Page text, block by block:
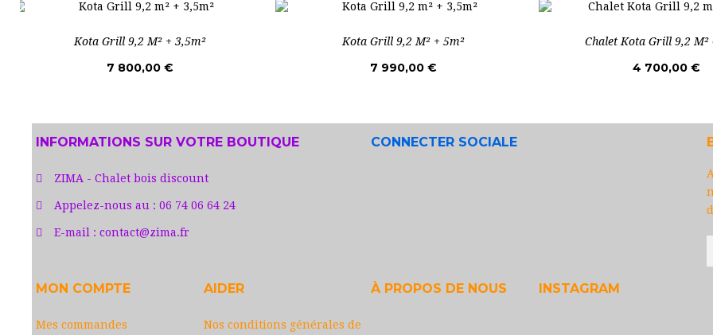
Kota Grill 9,2 M² + 3,5m²
7 800,00 €
Kota Grill 9,2 M² + 5m²
7 990,00 €
Chalet Kota Grill 9,2 M²
4 700,00 €
INFORMATIONS SUR VOTRE BOUTIQUE
ZIMA - Chalet bois discount
Appelez-nous au : 06 74 06 64 24
E-mail : contact@zima.fr
CONNECTER SOCIALE
MON COMPTE
Mes commandes
AIDER
Nos conditions générales de
À PROPOS DE NOUS INSTAGRAM